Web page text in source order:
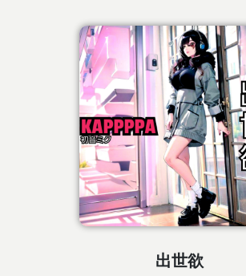
出世欲